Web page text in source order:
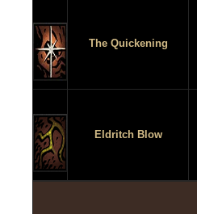
The Quickening
Eldritch Blow